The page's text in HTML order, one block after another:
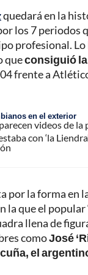
quedará en la
los 7 periodos
profesional. Lo
queconsiguió
frente a
en el exterior
videos de la
con ‘la
por la forma en
que el popular
llena de
comoJosé
el